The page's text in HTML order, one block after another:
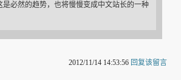
是必然的趋势，也将慢慢变成中文站长的一种
2012/11/14 14:53:56 回复该留言